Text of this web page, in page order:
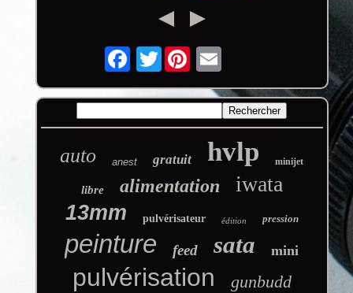
Twitter
auto anest gratuit hvlp minijet
libre alimentation iwata
13mm pulvérisateur édition pression
peinture feed sata mini
pulvérisation gunbudd